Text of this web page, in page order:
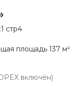
площадь 137 м²
включён)
411 000 Руб.